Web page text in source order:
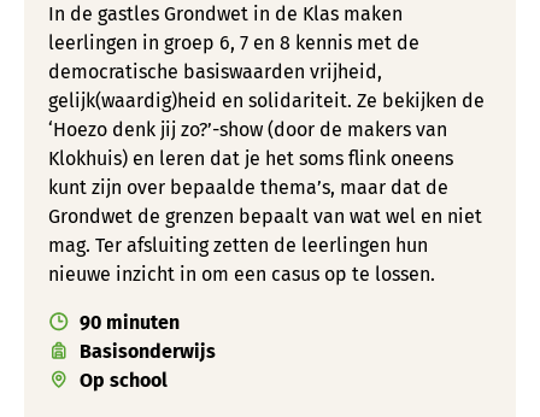
In de gastles Grondwet in de Klas maken
leerlingen in groep 6, 7 en 8 kennis met de
democratische basiswaarden vrijheid,
gelijk(waardig)heid en solidariteit. Ze bekijken de
‘Hoezo denk jij zo?’-show (door de makers van
Klokhuis) en leren dat je het soms flink oneens
kunt zijn over bepaalde thema’s, maar dat de
Grondwet de grenzen bepaalt van wat wel en niet
mag. Ter afsluiting zetten de leerlingen hun
nieuwe inzicht in om een casus op te lossen.
90 minuten
Basisonderwijs
Op school